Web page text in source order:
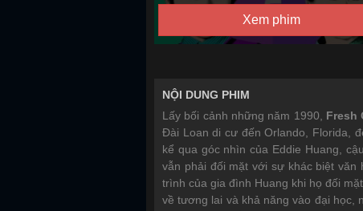
Xem phim
NỘI DUNG PHIM
Lấy bối cảnh những năm 1990,
Fresh
Đài Loan di cư đến Orlando, Florida,
kể qua góc nhìn của Eddie Huang,
vẫn phải đối mặt với sự khác biệt văn
trình của gia đình Huang khi họ đối
về tương lai và khả năng vào đại học,